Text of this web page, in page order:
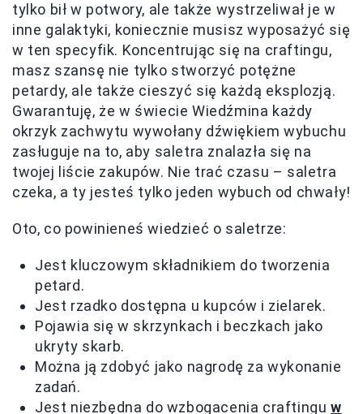
tylko bił w potwory, ale także wystrzeliwał je w
inne galaktyki, koniecznie musisz wyposażyć się
w ten specyfik. Koncentrując się na craftingu,
masz szansę nie tylko stworzyć potężne
petardy, ale także cieszyć się każdą eksplozją.
Gwarantuję, że w świecie Wiedźmina każdy
okrzyk zachwytu wywołany dźwiękiem wybuchu
zasługuje na to, aby saletra znalazła się na
twojej liście zakupów. Nie trać czasu – saletra
czeka, a ty jesteś tylko jeden wybuch od chwały!
Oto, co powinieneś wiedzieć o saletrze:
Jest kluczowym składnikiem do tworzenia
petard.
Jest rzadko dostępna u kupców i zielarek.
Pojawia się w skrzynkach i beczkach jako
ukryty skarb.
Można ją zdobyć jako nagrodę za wykonanie
zadań.
Jest niezbędna do wzbogacenia craftingu w